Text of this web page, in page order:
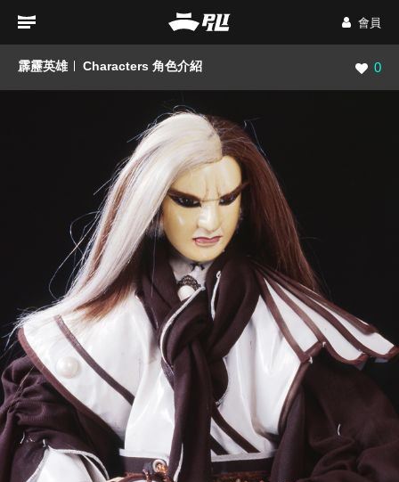
會員
霹靂英雄 Characters 角色介紹 瀏覽
0